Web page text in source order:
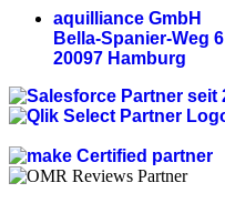
aquilliance GmbH
Bella-Spanier-Weg 6
20097 Hamburg